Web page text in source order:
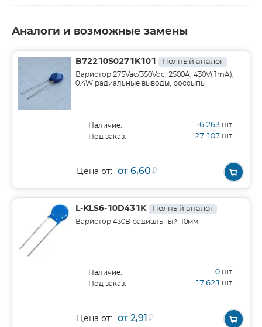
Аналоги и возможные замены
B72210S0271K101 Полный аналог
Варистор 275Vac/350Vdc, 2500A, 430V(1mA),
0.4W радиальные выводы, россыпь
Наличие: 16 263 шт
Под заказ: 27 107 шт
Цена от: от 6,60₽
L-KLS6-10D431K Полный аналог
Варистор 430В радиальный 10мм
Наличие: 0 шт
Под заказ: 17 621 шт
Цена от: от 2,91₽